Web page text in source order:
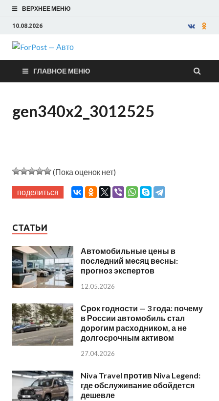
ВЕРХНЕЕ МЕНЮ
10.08.2026
ForPost —
Авто
ГЛАВНОЕ МЕНЮ
gen340x2_3012525
(Пока оценок нет)
поделиться
СТАТЬИ
Автомобильные цены в
последний месяц весны:
прогноз экспертов
12.05.2026
Срок годности — 3 года: почему
в России автомобиль стал
дорогим расходником, а не
долгосрочным активом
27.04.2026
Niva Travel против Niva Legend:
где обслуживание обойдется
дешевле